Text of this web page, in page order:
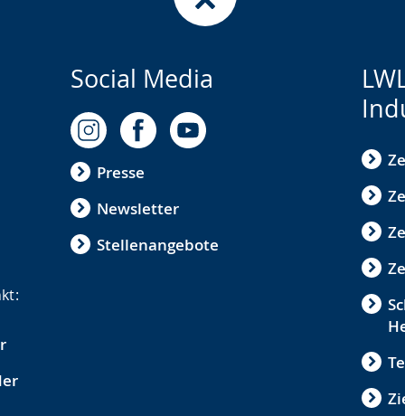
Social Media
Presse
Newsletter
Stellenangebote